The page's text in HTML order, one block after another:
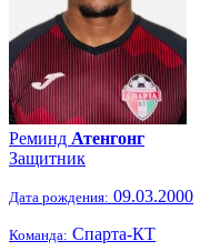
Реминд Атенгонг
Защитник
Дата рождения: 09.03.2000
Команда: Спарта-КТ